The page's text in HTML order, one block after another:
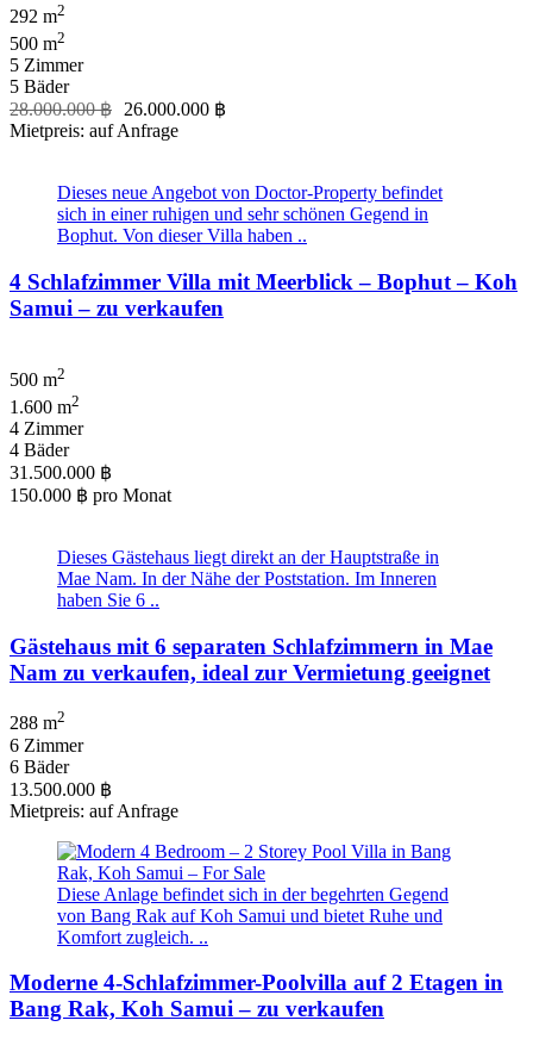
292 m2
500 m2
5 Zimmer
5 Bäder
28.000.000 ฿
26.000.000 ฿
Mietpreis: auf Anfrage
Dieses neue Angebot von Doctor-Property befindet
sich in einer ruhigen und sehr schönen Gegend in
Bophut. Von dieser Villa haben ..
4 Schlafzimmer Villa mit Meerblick – Bophut – Koh
Samui – zu verkaufen
500 m2
1.600 m2
4 Zimmer
4 Bäder
31.500.000 ฿
150.000 ฿ pro Monat
Dieses Gästehaus liegt direkt an der Hauptstraße in
Mae Nam. In der Nähe der Poststation. Im Inneren
haben Sie 6 ..
Gästehaus mit 6 separaten Schlafzimmern in Mae
Nam zu verkaufen, ideal zur Vermietung geeignet
288 m2
6 Zimmer
6 Bäder
13.500.000 ฿
Mietpreis: auf Anfrage
Diese Anlage befindet sich in der begehrten Gegend
von Bang Rak auf Koh Samui und bietet Ruhe und
Komfort zugleich. ..
Moderne 4-Schlafzimmer-Poolvilla auf 2 Etagen in
Bang Rak, Koh Samui – zu verkaufen